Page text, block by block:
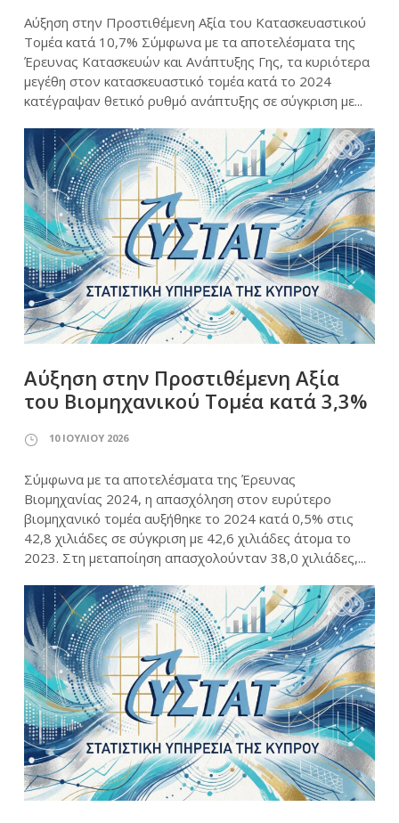
Αύξηση στην Προστιθέμενη Αξία του Κατασκευαστικού
Τομέα κατά 10,7% Σύμφωνα με τα αποτελέσματα της
Έρευνας Κατασκευών και Ανάπτυξης Γης, τα κυριότερα
μεγέθη στον κατασκευαστικό τομέα κατά το 2024
κατέγραψαν θετικό ρυθμό ανάπτυξης σε σύγκριση με...
Αύξηση στην Προστιθέμενη Αξία
του Βιομηχανικού Τομέα κατά 3,3%
10 ΙΟΥΛΊΟΥ 2026
Σύμφωνα με τα αποτελέσματα της Έρευνας
Βιομηχανίας 2024, η απασχόληση στον ευρύτερο
βιομηχανικό τομέα αυξήθηκε το 2024 κατά 0,5% στις
42,8 χιλιάδες σε σύγκριση με 42,6 χιλιάδες άτομα το
2023. Στη μεταποίηση απασχολούνταν 38,0 χιλιάδες,...